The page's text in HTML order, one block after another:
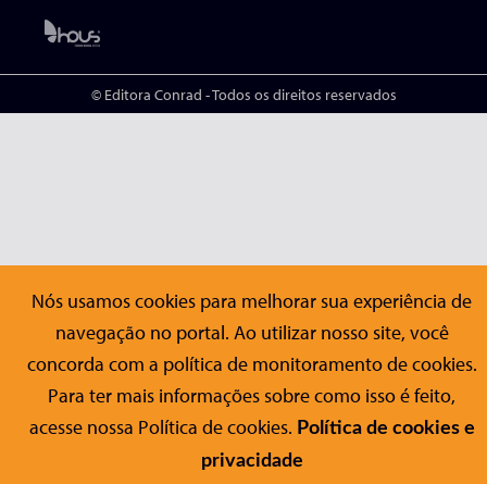
© Editora Conrad - Todos os direitos reservados
Nós usamos cookies para melhorar sua experiência de
navegação no portal. Ao utilizar nosso site, você
concorda com a política de monitoramento de cookies.
Para ter mais informações sobre como isso é feito,
acesse nossa Política de cookies. Política de cookies e
privacidade